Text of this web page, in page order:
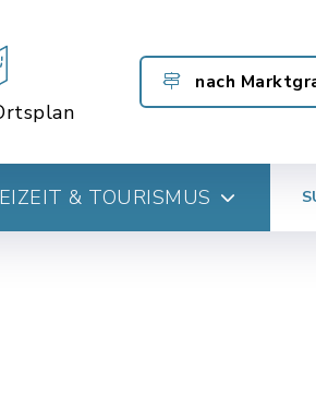
nach
& TOURISMUS